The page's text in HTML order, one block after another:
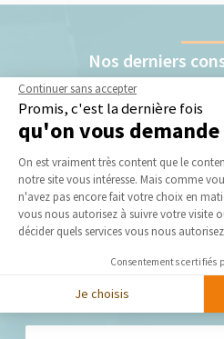
Nos derniers
Isolation par l’extérieur :
et Marne (77)
Bienvenue sur le site de La
agence de courtage en travaux
Continuer sans accepter
Promis, c'est la dernière fois
qu'on vous demande
Plateforme de
On est vraiment très content que le
notre site vous intéresse. Mais comme
n'avez pas encore fait votre choix en
vous nous autorisez à suivre votre visite
décider quels services vous nous
Consentements certifiés
Je choisis
Axeptio